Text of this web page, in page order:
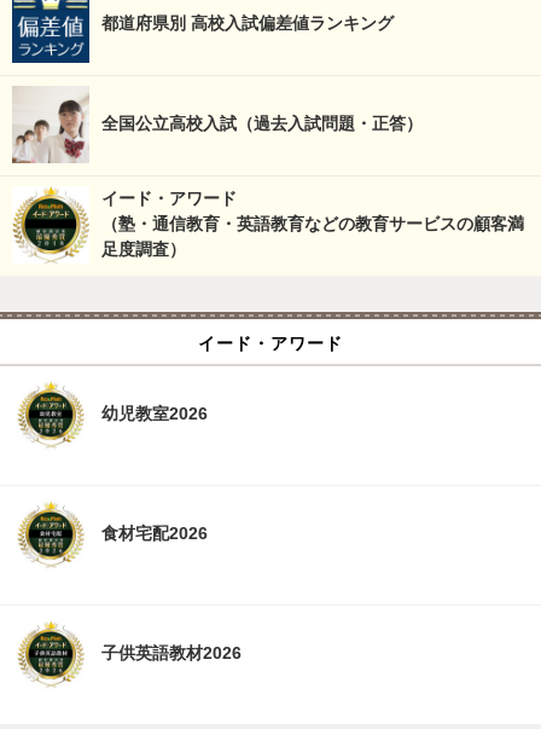
都道府県別 高校入試偏差値ランキング
全国公立高校入試（過去入試問題・正答）
イード・アワード
（塾・通信教育・英語教育などの教育サービスの顧客満
足度調査）
イード・アワード
幼児教室2026
食材宅配2026
子供英語教材2026